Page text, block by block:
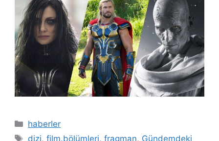
Kategoriler
haberler
Etiketler
dizi,film.bölümleri,fragman, Gündemdeki